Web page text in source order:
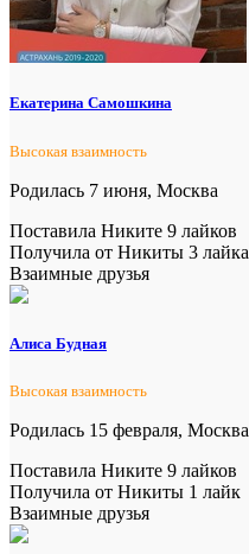
Екатерина Самошкина
Высокая взаимность
Родилась 7 июня, Москва
Поставила Никите 9 лайков
Получила от Никиты 3 лайка
Взаимные друзья
Алиса Будная
Высокая взаимность
Родилась 15 февраля, Москва
Поставила Никите 9 лайков
Получила от Никиты 1 лайк
Взаимные друзья